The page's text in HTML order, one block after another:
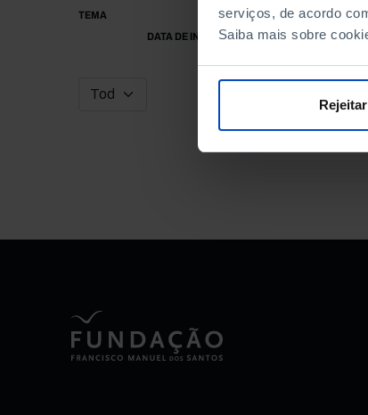
serviços, de acordo
Saiba mais sobre
Rejeitar
TEMA
DATA DE INÍCIO